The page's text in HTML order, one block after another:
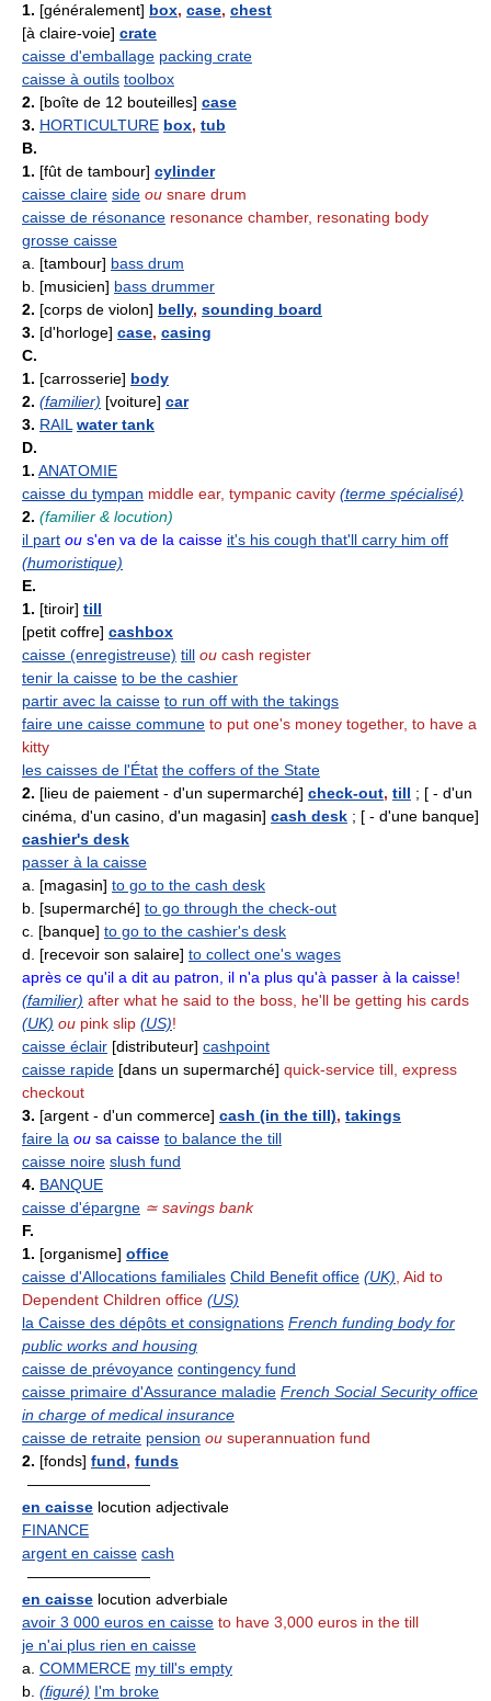
1. [généralement] box, case, chest
[à claire-voie] crate
caisse d'emballage packing crate
caisse à outils toolbox
2. [boîte de 12 bouteilles] case
3. HORTICULTURE box, tub
B.
1. [fût de tambour] cylinder
caisse claire side ou snare drum
caisse de résonance resonance chamber, resonating body
grosse caisse
a. [tambour] bass drum
b. [musicien] bass drummer
2. [corps de violon] belly, sounding board
3. [d'horloge] case, casing
C.
1. [carrosserie] body
2. (familier) [voiture] car
3. RAIL water tank
D.
1. ANATOMIE
caisse du tympan middle ear, tympanic cavity (terme spécialisé)
2. (familier & locution)
il part ou s'en va de la caisse it's his cough that'll carry him off
(humoristique)
E.
1. [tiroir] till
[petit coffre] cashbox
caisse (enregistreuse) till ou cash register
tenir la caisse to be the cashier
partir avec la caisse to run off with the takings
faire une caisse commune to put one's money together, to have a
kitty
les caisses de l'État the coffers of the State
2. [lieu de paiement - d'un supermarché] check-out, till ; [ - d'un
cinéma, d'un casino, d'un magasin] cash desk ; [ - d'une banque]
cashier's desk
passer à la caisse
a. [magasin] to go to the cash desk
b. [supermarché] to go through the check-out
c. [banque] to go to the cashier's desk
d. [recevoir son salaire] to collect one's wages
après ce qu'il a dit au patron, il n'a plus qu'à passer à la caisse!
(familier) after what he said to the boss, he'll be getting his cards
(UK) ou pink slip (US)!
caisse éclair [distributeur] cashpoint
caisse rapide [dans un supermarché] quick-service till, express
checkout
3. [argent - d'un commerce] cash (in the till), takings
faire la ou sa caisse to balance the till
caisse noire slush fund
4. BANQUE
caisse d'épargne ≃ savings bank
F.
1. [organisme] office
caisse d'Allocations familiales Child Benefit office (UK) , Aid to
Dependent Children office (US)
la Caisse des dépôts et consignations French funding body for
public works and housing
caisse de prévoyance contingency fund
caisse primaire d'Assurance maladie French Social Security office
in charge of medical insurance
caisse de retraite pension ou superannuation fund
2. [fonds] fund, funds
————————
en caisse locution adjectivale
FINANCE
argent en caisse cash
————————
en caisse locution adverbiale
avoir 3 000 euros en caisse to have 3,000 euros in the till
je n'ai plus rien en caisse
a. COMMERCE my till's empty
b. (figuré) I'm broke